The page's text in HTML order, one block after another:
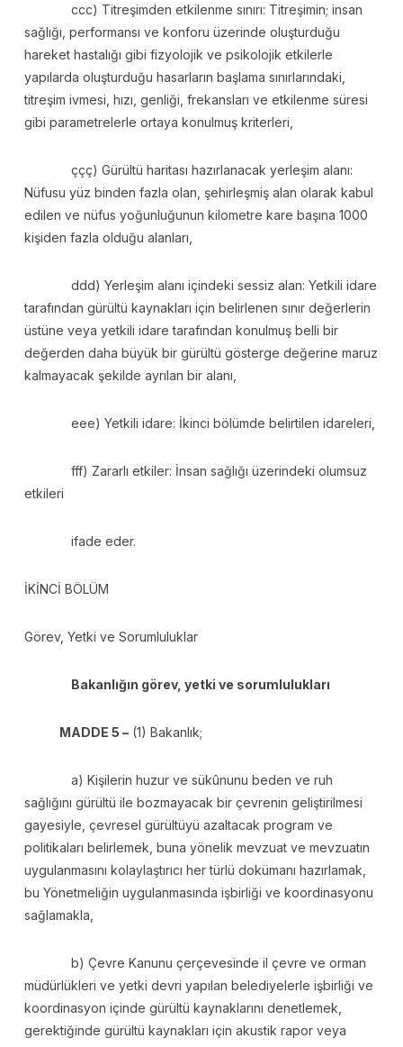
ccc) Titreşimden etkilenme sınırı: Titreşimin; insan
sağlığı, performansı ve konforu üzerinde oluşturduğu
hareket hastalığı gibi fizyolojik ve psikolojik etkilerle
yapılarda oluşturduğu hasarların başlama sınırlarındaki,
titreşim ivmesi, hızı, genliği, frekansları ve etkilenme süresi
gibi parametrelerle ortaya konulmuş kriterleri,
ççç) Gürültü haritası hazırlanacak yerleşim alanı:
Nüfusu yüz binden fazla olan, şehirleşmiş alan olarak kabul
edilen ve nüfus yoğunluğunun kilometre kare başına 1000
kişiden fazla olduğu alanları,
ddd) Yerleşim alanı içindeki sessiz alan: Yetkili idare
tarafından gürültü kaynakları için belirlenen sınır değerlerin
üstüne veya yetkili idare tarafından konulmuş belli bir
değerden daha büyük bir gürültü gösterge değerine maruz
kalmayacak şekilde ayrılan bir alanı,
eee) Yetkili idare: İkinci bölümde belirtilen idareleri,
fff) Zararlı etkiler: İnsan sağlığı üzerindeki olumsuz
etkileri
ifade eder.
İKİNCİ BÖLÜM
Görev, Yetki ve Sorumluluklar
Bakanlığın görev, yetki ve sorumlulukları
MADDE 5 –(1) Bakanlık;
a) Kişilerin huzur ve sükûnunu beden ve ruh
sağlığını gürültü ile bozmayacak bir çevrenin geliştirilmesi
gayesiyle, çevresel gürültüyü azaltacak program ve
politikaları belirlemek, buna yönelik mevzuat ve mevzuatın
uygulanmasını kolaylaştırıcı her türlü dokümanı hazırlamak,
bu Yönetmeliğin uygulanmasında işbirliği ve koordinasyonu
sağlamakla,
b) Çevre Kanunu çerçevesinde il çevre ve orman
müdürlükleri ve yetki devri yapılan belediyelerle işbirliği ve
koordinasyon içinde gürültü kaynaklarını denetlemek,
gerektiğinde gürültü kaynakları için akustik rapor veya